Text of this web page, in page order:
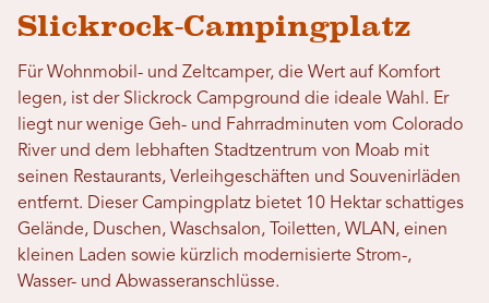
Slickrock-Campingplatz
Für Wohnmobil- und Zeltcamper, die Wert auf Komfort
legen, ist der Slickrock Campground die ideale Wahl. Er
liegt nur wenige Geh- und Fahrradminuten vom Colorado
River und dem lebhaften Stadtzentrum von Moab mit
seinen Restaurants, Verleihgeschäften und Souvenirläden
entfernt. Dieser Campingplatz bietet 10 Hektar schattiges
Gelände, Duschen, Waschsalon, Toiletten, WLAN, einen
kleinen Laden sowie kürzlich modernisierte Strom-,
Wasser- und Abwasseranschlüsse.